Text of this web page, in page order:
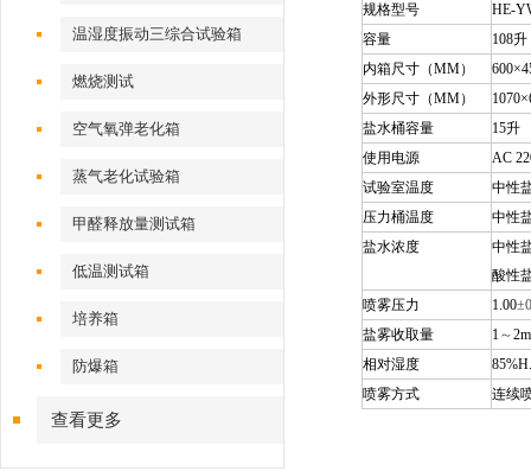
温湿度振动三综合试验箱
燃烧测试
空气氧弹老化箱
蒸气老化试验箱
甲醛释放量测试箱
低温测试箱
培养箱
防爆箱
查看更多
规格型号
HE-
容量
108升
内箱尺寸（MM）
600
外形尺寸（MM）
1070
盐水桶容量
15升
使用电源
AC
试验室温度
中性
压力桶温度
中性
盐水浓度
中性
酸性
喷雾压力
1.00±
盐雾收取量
1～
相对湿度
喷雾方式
连续